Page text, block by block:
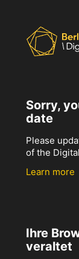
Sorry,
date
Please
of the
Learn more
Ihre
veraltet